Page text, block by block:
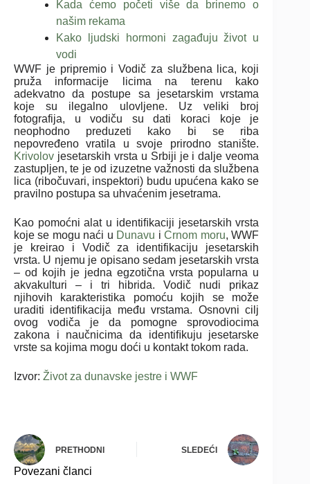
Kada ćemo početi više da brinemo o
našim rekama
Kako ljudski hormoni zagađuju život u
vodi
WWF je pripremio i Vodič za službena lica, koji
pruža informacije licima na terenu kako
adekvatno da postupe sa jesetarskim vrstama
koje su ilegalno ulovljene. Uz veliki broj
fotografija, u vodiču su dati koraci koje je
neophodno preduzeti kako bi se riba
nepovređeno vratila u svoje prirodno stanište.
Krivolov jesetarskih vrsta u Srbiji je i dalje veoma
zastupljen, te je od izuzetne važnosti da službena
lica (ribočuvari, inspektori) budu upućena kako se
pravilno postupa sa uhvaćenim jesetrama.
Kao pomoćni alat u identiﬁkaciji jesetarskih vrsta
koje se mogu naći u Dunavu iCrnom moru, WWF
je kreirao i Vodič za identifikaciju jesetarskih
vrsta. U njemu je opisano sedam jesetarskih vrsta
– od kojih je jedna egzotična vrsta popularna u
akvakulturi – i tri hibrida. Vodič nudi prikaz
njihovih karakteristika pomoću kojih se može
uraditi identiﬁkacija među vrstama. Osnovni cilj
ovog vodiča je da pomogne sprovodiocima
zakona i naučnicima da identiﬁkuju jesetarske
vrste sa kojima mogu doći u kontakt tokom rada.
Izvor: Život za dunavske jestre i WWF
PRETHODNI SLEDEĆI
Povezani članci